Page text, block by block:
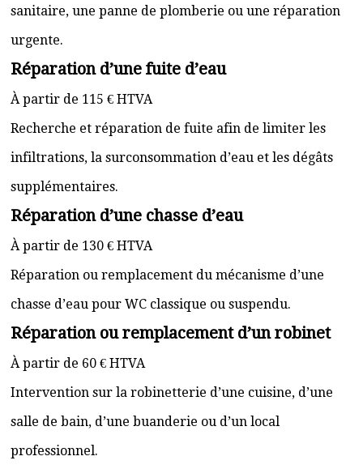
sanitaire, une panne de plomberie ou une réparation
urgente.
Réparation d’une fuite d’eau
À partir de 115 € HTVA
Recherche et réparation de fuite afin de limiter les
infiltrations, la surconsommation d’eau et les dégâts
supplémentaires.
Réparation d’une chasse d’eau
À partir de 130 € HTVA
Réparation ou remplacement du mécanisme d’une
chasse d’eau pour WC classique ou suspendu.
Réparation ou remplacement d’un robinet
À partir de 60 € HTVA
Intervention sur la robinetterie d’une cuisine, d’une
salle de bain, d’une buanderie ou d’un local
professionnel.